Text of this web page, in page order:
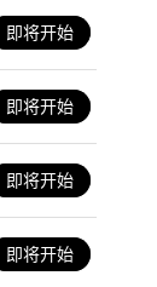
即将开始
即将开始
即将开始
即将开始